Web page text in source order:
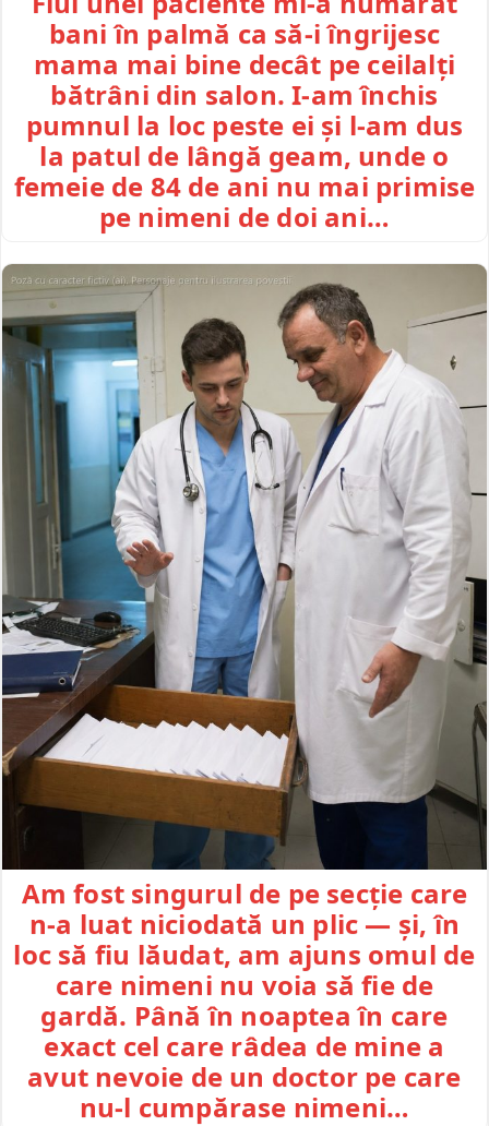
bani în palmă ca să-i îngrijesc
mama mai bine decât pe ceilalți
bătrâni din salon. I-am închis
pumnul la loc peste ei și l-am dus
la patul de lângă geam, unde o
femeie de 84 de ani nu mai primise
pe nimeni de doi ani…
Am fost singurul de pe secție care
n-a luat niciodată un plic — și, în
loc să fiu lăudat, am ajuns omul de
care nimeni nu voia să fie de
gardă. Până în noaptea în care
exact cel care râdea de mine a
avut nevoie de un doctor pe care
nu-l cumpărase nimeni…